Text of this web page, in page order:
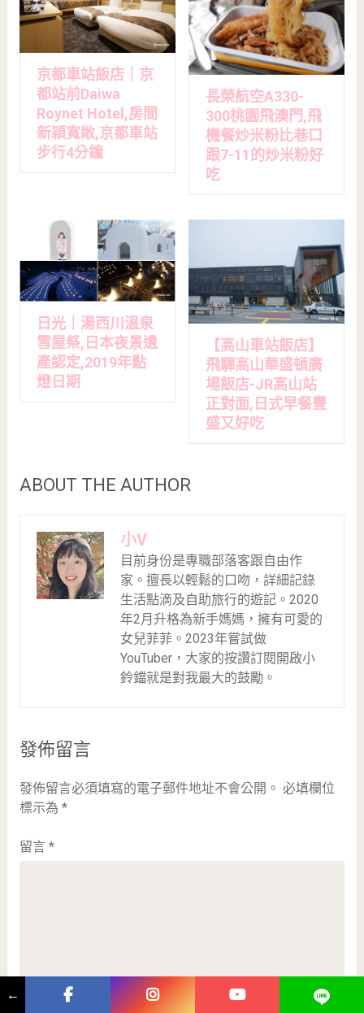
京都車站飯店｜京
都站前Daiwa
Roynet Hotel,房間
新穎寬敞,京都車站
步行4分鐘
長榮航空A330-
300桃園飛澳門,飛
機餐炒米粉比巷口
跟7-11的炒米粉好
吃
日光｜湯西川溫泉
雪屋祭,日本夜景遺
產認定,2019年點
燈日期
【高山車站飯店】
飛驒高山華盛頓廣
場飯店-JR高山站
正對面,日式早餐豐
盛又好吃
ABOUT THE AUTHOR
小V
目前身份是專職部落客跟自由作
家。擅長以輕鬆的口吻，詳細記錄
生活點滴及自助旅行的遊記。2020
年2月升格為新手媽媽，擁有可愛的
女兒菲菲。2023年嘗試做
YouTuber，大家的按讚訂閱開啟小
鈴鐺就是對我最大的鼓勵。
發佈留言
發佈留言必須填寫的電子郵件地址不會公開。 必填欄位
標示為 *
留言 *
←